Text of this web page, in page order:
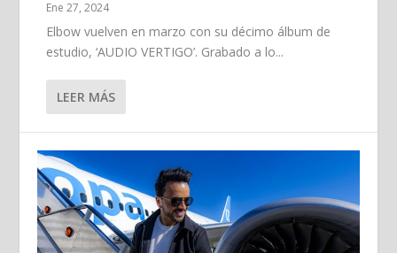
Ene 27, 2024
Elbow vuelven en marzo con su décimo álbum de
estudio, ‘AUDIO VERTIGO’. Grabado a lo...
LEER MÁS